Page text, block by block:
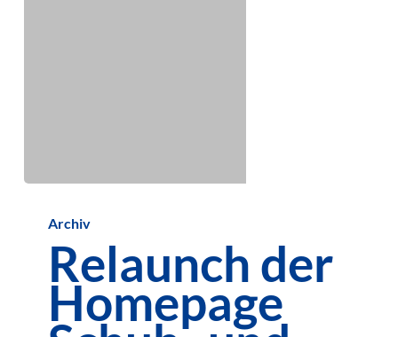
der
Homepage
Schuh-
und
Archiv
Relaunch der
Homepage